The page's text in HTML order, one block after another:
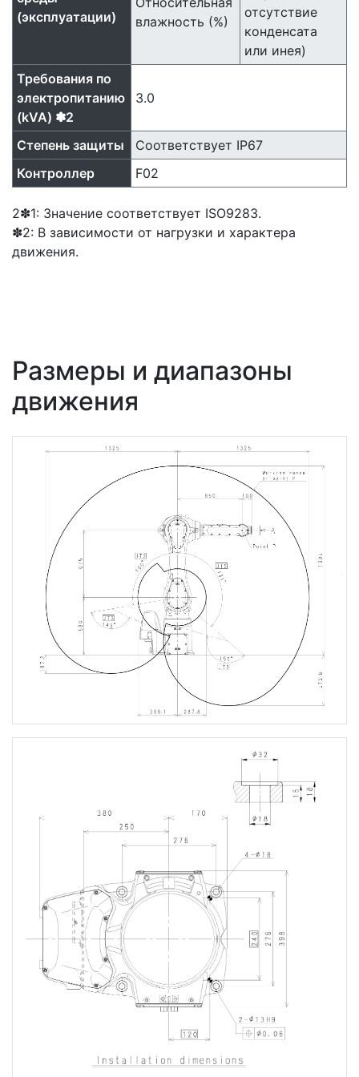
(эксплуатации)
влажность (%)
отсутствие
конденсата
или инея)
Требования по
электропитанию
(kVA) ✽2
3.0
Степень защиты
Cоответствует IP67
Контроллер
F02
2✽1: Значение соответствует ISO9283.
✽2: В зависимости от нагрузки и характера
движения.
Размеры и диапазоны
движения